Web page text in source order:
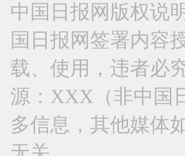
中国日报网版权说
国日报网签署内容
载、使用，违者必
源：XXX（非中国
多信息，其他媒体